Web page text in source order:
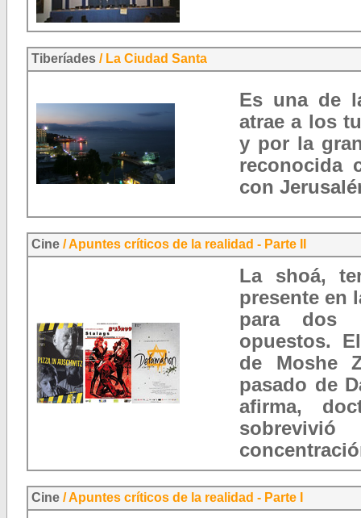
Tiberíades / La Ciudad Santa
Es una de
atrae a los
y por la
reconocida
con
Cine /Apuntes críticos de la realidad - Parte II
La shoá,
presente en
para dos
opuestos.
de Moshe
pasado de
afirma,
Cine /Apuntes críticos de la realidad - Parte I